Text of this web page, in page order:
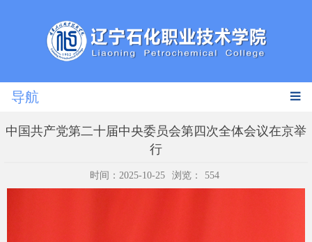
导航
中国共产党第二十届中央委员会第四次全体会议在京举
行
时间：2025-10-25 浏览： 554